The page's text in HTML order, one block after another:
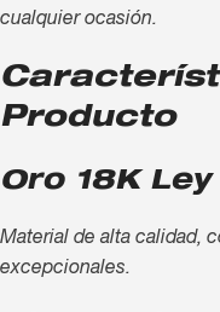
cualquier ocasión.
Producto
Oro 18K
Material de alta calidad,
excepcionales.